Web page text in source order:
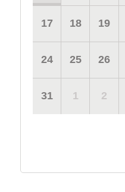
17 18 19
24 25 26
31 1 2